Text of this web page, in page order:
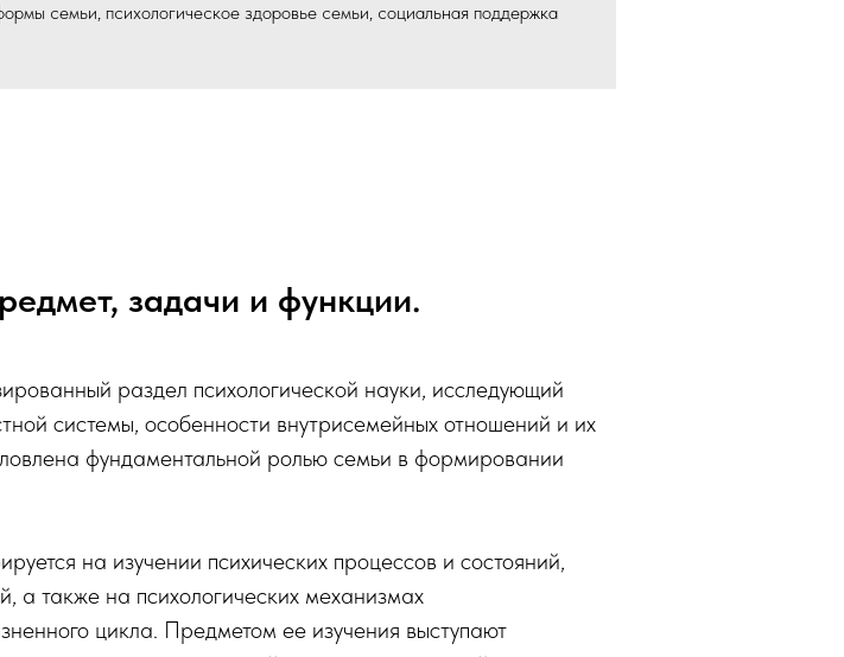
семьи, психологическое здоровье семьи, социальная поддержка
задачи и функции.
раздел психологической науки, исследующий
системы, особенности внутрисемейных отношений и их
фундаментальной ролью семьи в формировании
на изучении психических процессов и состояний,
а также на психологических механизмах
цикла. Предметом ее изучения выступают